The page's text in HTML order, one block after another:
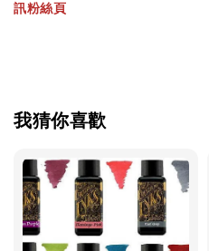
訊粉絲頁
我猜你喜歡